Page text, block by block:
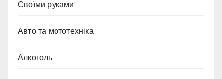
Cвоїми руками
Авто та мототехніка
Алкоголь